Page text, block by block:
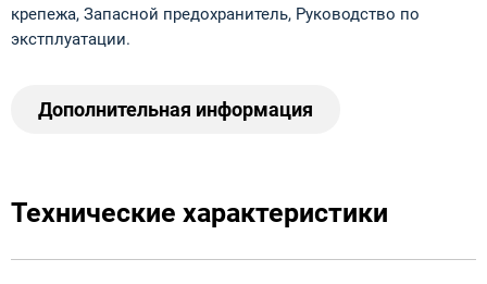
крепежа, Запасной предохранитель, Руководство по
экстплуатации.
Дополнительная информация
Технические характеристики